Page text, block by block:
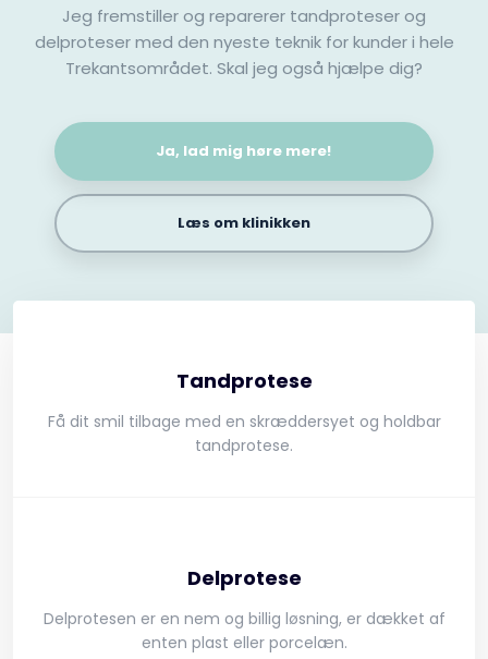
Jeg fremstiller og reparerer tandproteser og
delproteser med den nyeste teknik for kunder i hele
Trekantsområdet. Skal jeg også hjælpe dig?
Ja, lad mig høre mere!
Læs om klinikken​
Tandprotese
Få dit smil tilbage med en skræddersyet og holdbar
tandprotese.
Delprotese
Delprotesen er en nem og billig løsning, er dækket af
enten plast eller porcelæn.